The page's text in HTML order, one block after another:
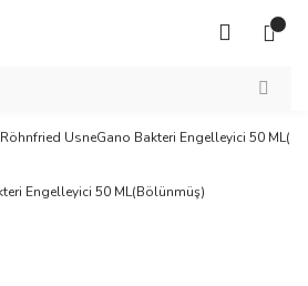
Röhnfried UsneGano Bakteri Engelleyici 50